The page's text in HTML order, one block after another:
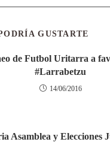
GUSTARTE
de Futbol Uritarra a
#Larrabetzu
14/06/2016
Asamblea y Elecciones